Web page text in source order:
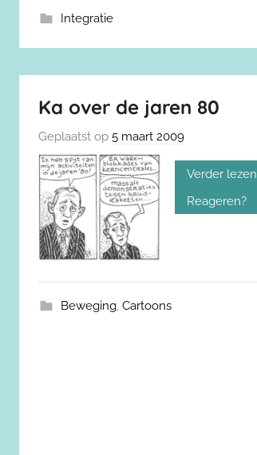
Integratie
Ka over de jaren 80
Geplaatst op 5 maart 2009
Verder lezen
Reageren?
Beweging, Cartoons